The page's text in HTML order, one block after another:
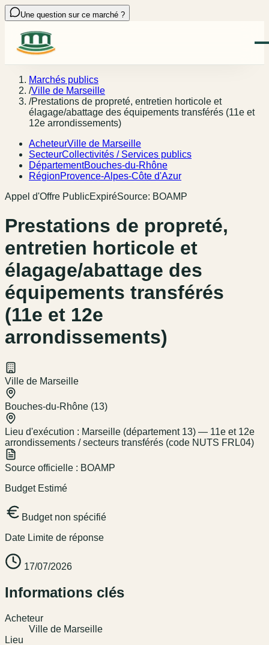
Une question sur ce marché ?
Marchés publics
/Ville de Marseille
/Prestations de propreté, entretien horticole et
élagage/abattage des équipements transférés (11e et
12e arrondissements)
AcheteurVille de Marseille
SecteurCollectivités / Services publics
DépartementBouches-du-Rhône
RégionProvence-Alpes-Côte d'Azur
Appel d'Offre PublicExpiréSource: BOAMP
Prestations de propreté,
entretien horticole et
élagage/abattage des
équipements transférés
(11e et 12e
arrondissements)
Ville de Marseille
Bouches-du-Rhône (13)
Lieu d'exécution : Marseille (département 13) — 11e et 12e
arrondissements / secteurs transférés (code NUTS FRL04)
Source officielle : BOAMP
Budget Estimé
Budget non spécifié
Date Limite de réponse
17/07/2026
Informations clés
Acheteur
Ville de Marseille
Lieu